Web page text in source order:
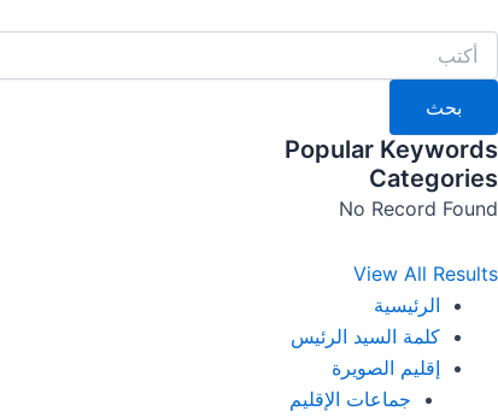
إلى
المحتوى
بحث
Popular Keywords
Categories
No Record Found
View All Results
الرئيسية
كلمة السيد الرئيس
إقليم الصويرة
جماعات الإقليم